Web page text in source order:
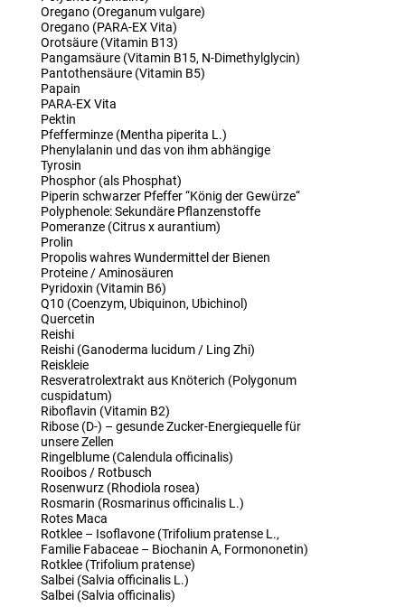
Oregano (Oreganum vulgare)
Oregano (PARA-EX Vita)
Orotsäure (Vitamin B13)
Pangamsäure (Vitamin B15, N-Dimethylglycin)
Pantothensäure (Vitamin B5)
Papain
PARA-EX Vita
Pektin
Pfefferminze (Mentha piperita L.)
Phenylalanin und das von ihm abhängige
Tyrosin
Phosphor (als Phosphat)
Piperin schwarzer Pfeffer “König der Gewürze“
Polyphenole: Sekundäre Pflanzenstoffe
Pomeranze (Citrus x aurantium)
Prolin
Propolis wahres Wundermittel der Bienen
Proteine / Aminosäuren
Pyridoxin (Vitamin B6)
Q10 (Coenzym, Ubiquinon, Ubichinol)
Quercetin
Reishi
Reishi (Ganoderma lucidum / Ling Zhi)
Reiskleie
Resveratrolextrakt aus Knöterich (Polygonum
cuspidatum)
Riboflavin (Vitamin B2)
Ribose (D-) – gesunde Zucker-Energiequelle für
unsere Zellen
Ringelblume (Calendula officinalis)
Rooibos / Rotbusch
Rosenwurz (Rhodiola rosea)
Rosmarin (Rosmarinus officinalis L.)
Rotes Maca
Rotklee – Isoflavone (Trifolium pratense L.,
Familie Fabaceae – Biochanin A, Formononetin)
Rotklee (Trifolium pratense)
Salbei (Salvia officinalis L.)
Salbei (Salvia officinalis)